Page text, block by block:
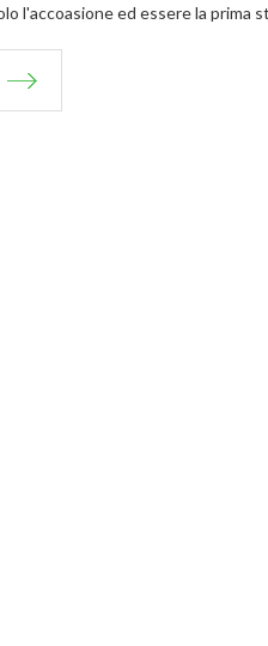
l'accoasione ed essere la